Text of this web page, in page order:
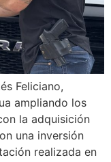
Feliciano,
ampliando los
la adquisición
una inversión
realizada en